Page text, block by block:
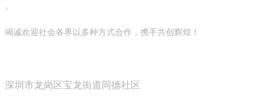
。
竭诚欢迎社会各界以多种方式合作，携手共创辉煌！
深圳市龙岗区宝龙街道同德社区